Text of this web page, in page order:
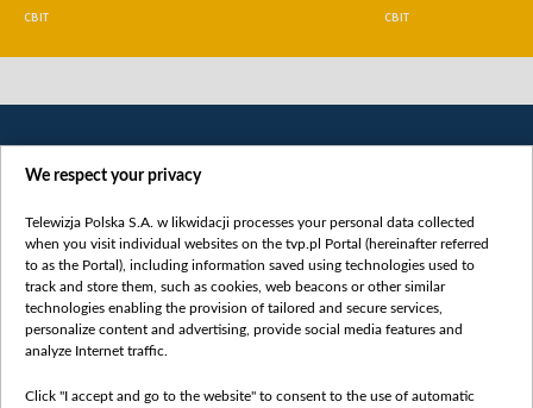
СВІТ СВІТ
Категорії
Новини
Докладно
We respect your privacy
Telewizja Polska S.A. w likwidacji processes your personal data collected
when you visit individual websites on the tvp.pl Portal (hereinafter referred
to as the Portal), including information saved using technologies used to
track and store them, such as cookies, web beacons or other similar
technologies enabling the provision of tailored and secure services,
personalize content and advertising, provide social media features and
analyze Internet traffic.
Click "I accept and go to the website" to consent to the use of automatic